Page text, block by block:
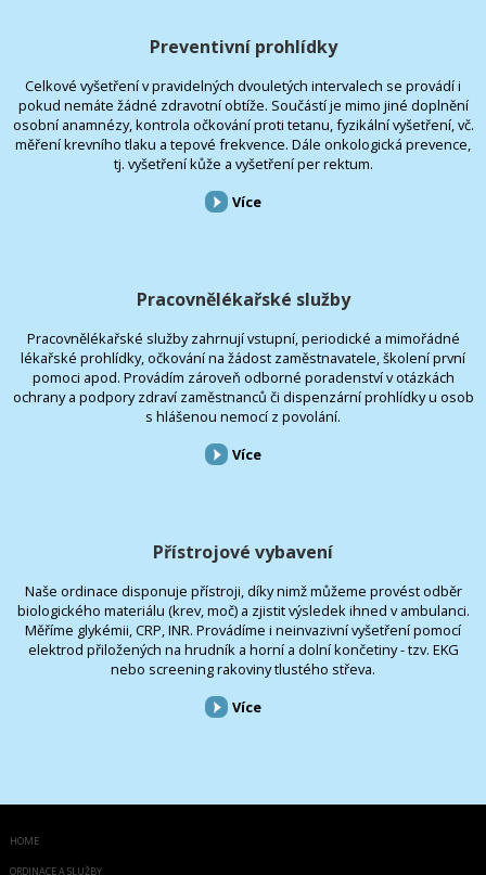
Preventivní prohlídky
Celkové vyšetření v pravidelných dvouletých intervalech se provádí i
pokud nemáte žádné zdravotní obtíže. Součástí je mimo jiné doplnění
osobní anamnézy, kontrola očkování proti tetanu, fyzikální vyšetření, vč.
měření krevního tlaku a tepové frekvence. Dále onkologická prevence,
tj. vyšetření kůže a vyšetření per rektum.
Více
Pracovnělékařské služby
Pracovnělékařské služby zahrnují vstupní, periodické a mimořádné
lékařské prohlídky, očkování na žádost zaměstnavatele, školení první
pomoci apod. Provádím zároveň odborné poradenství v otázkách
ochrany a podpory zdraví zaměstnanců či dispenzární prohlídky u osob
s hlášenou nemocí z povolání.
Více
Přístrojové vybavení
Naše ordinace disponuje přístroji, díky nimž můžeme provést odběr
biologického materiálu (krev, moč) a zjistit výsledek ihned v ambulanci.
Měříme glykémii, CRP, INR. Provádíme i neinvazivní vyšetření pomocí
elektrod přiložených na hrudník a horní a dolní končetiny - tzv. EKG
nebo screening rakoviny tlustého střeva.
Více
HOME
ORDINACE A SLUŽBY